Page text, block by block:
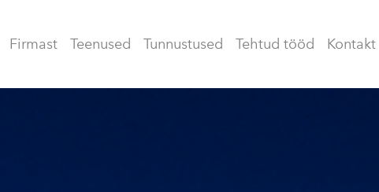
Firmast Teenused Tunnustused Tehtud tööd Kontakt